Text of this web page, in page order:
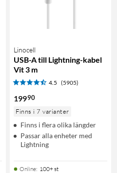
Linocell
USB-A till Lightning-kabel
Vit 3 m
4.5 (5905)
19990
Finns i 7 varianter
Finns i flera olika längder
Passar alla enheter med
Lightning
Online: 100+ st